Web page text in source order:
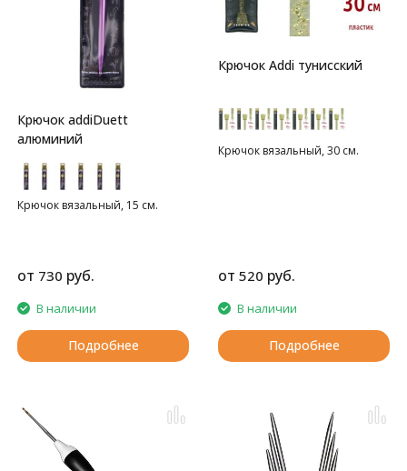
Крючок addiDuett
алюминий
Крючок вязальный, 15 см.
от 730 руб.
В наличии
Подробнее
Крючок Addi тунисский
Крючок вязальный, 30 см.
от 520 руб.
В наличии
Подробнее